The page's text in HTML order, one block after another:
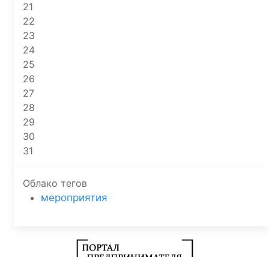
21
22
23
24
25
26
27
28
29
30
31
Облако тегов
мероприятия